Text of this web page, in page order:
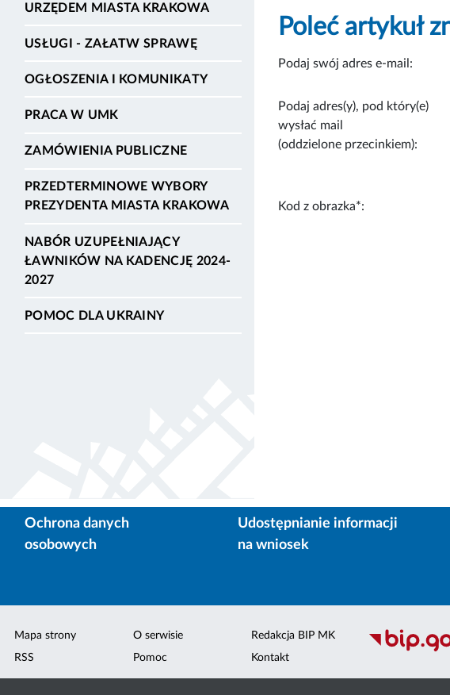
URZĘDEM MIASTA KRAKOWA
USŁUGI - ZAŁATW SPRAWĘ
OGŁOSZENIA I KOMUNIKATY
PRACA W UMK
ZAMÓWIENIA PUBLICZNE
PRZEDTERMINOWE WYBORY
PREZYDENTA MIASTA KRAKOWA
NABÓR UZUPEŁNIAJĄCY
ŁAWNIKÓW NA KADENCJĘ 2024-
2027
POMOC DLA UKRAINY
Poleć artykuł
Podaj swój adres e-mail:
Podaj adres(y), pod który(e)
wysłać mail
(oddzielone przecinkiem):
Kod z obrazka*:
Ochrona danych
osobowych
Udostępnianie informacji
na wniosek
Mapa strony
RSS
O serwisie
Pomoc
Redakcja BIP MK
Kontakt